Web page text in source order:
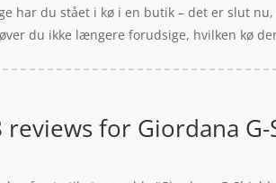
har du stået i kø i en butik – det er slut
du ikke længere forudsige, hvilken kø
reviews for Giordana